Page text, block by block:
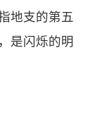
地支的第五
是闪烁的明